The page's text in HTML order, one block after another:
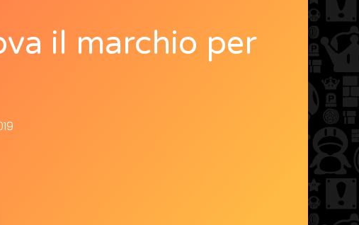
il marchio per